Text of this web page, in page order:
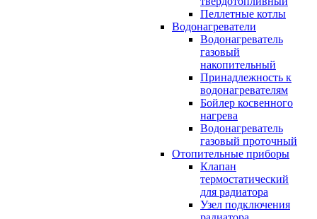
Пеллетные котлы
Водонагреватели
Водонагреватель
газовый
накопительный
Принадлежность к
водонагревателям
Бойлер косвенного
нагрева
Водонагреватель
газовый проточный
Отопительные приборы
Клапан
термостатический
для радиатора
Узел подключения